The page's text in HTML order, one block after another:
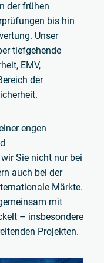
der frühen
bis hin
Unser
tiefgehende
EMV,
der
engen
Sie nicht nur bei
auch bei der
Märkte.
mit
– insbesondere
Projekten.